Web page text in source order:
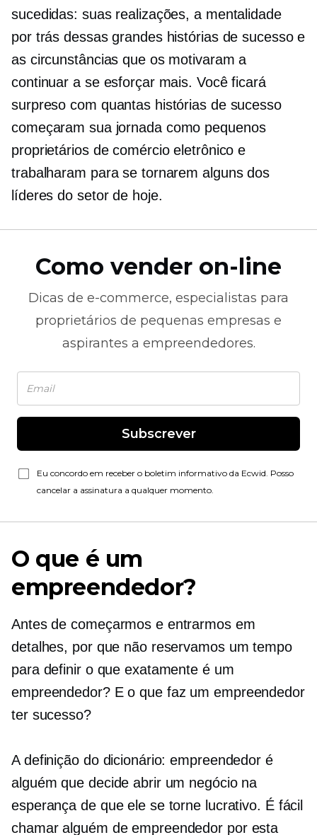
sucedidas: suas realizações, a mentalidade
por trás dessas grandes histórias de sucesso e
as circunstâncias que os motivaram a
continuar a se esforçar mais. Você ficará
surpreso com quantas histórias de sucesso
começaram sua jornada como pequenos
proprietários de comércio eletrônico e
trabalharam para se tornarem alguns dos
líderes do setor de hoje.
Como vender on-line
Dicas de e-commerce, especialistas para
proprietários de pequenas empresas e
aspirantes a empreendedores.
Subscrever
Eu concordo em receber o boletim informativo da Ecwid. Posso
cancelar a assinatura a qualquer momento.
O que é um
empreendedor?
Antes de começarmos e entrarmos em
detalhes, por que não reservamos um tempo
para definir o que exatamente é um
empreendedor? E o que faz um empreendedor
ter sucesso?
A definição do dicionário: empreendedor é
alguém que decide abrir um negócio na
esperança de que ele se torne lucrativo. É fácil
chamar alguém de empreendedor por esta